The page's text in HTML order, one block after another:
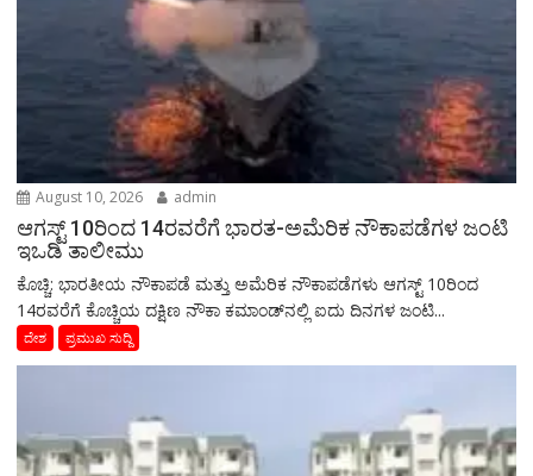
August 10, 2026 admin
ಆಗಸ್ಟ್ 10ರಿಂದ 14ರವರೆಗೆ ಭಾರತ-ಅಮೆರಿಕ ನೌಕಾಪಡೆಗಳ ಜಂಟಿ
ಇಒಡಿ ತಾಲೀಮು
ಕೊಚ್ಚಿ: ಭಾರತೀಯ ನೌಕಾಪಡೆ ಮತ್ತು ಅಮೆರಿಕ ನೌಕಾಪಡೆಗಳು ಆಗಸ್ಟ್ 10ರಿಂದ
14ರವರೆಗೆ ಕೊಚ್ಚಿಯ ದಕ್ಷಿಣ ನೌಕಾ ಕಮಾಂಡ್‌ನಲ್ಲಿ ಐದು ದಿನಗಳ ಜಂಟಿ...
ದೇಶ ಪ್ರಮುಖ ಸುದ್ದಿ